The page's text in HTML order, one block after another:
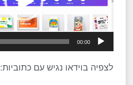
00:00
לצפיה בוידאו נגיש עם כתוביות: